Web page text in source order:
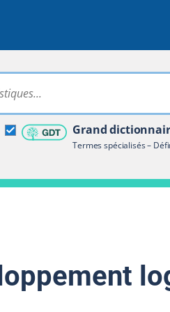
Rechercher dans tout le site
Grand
Termes spécialisés –